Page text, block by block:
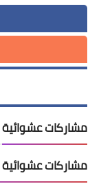
مشاركات عشوائية
مشاركات